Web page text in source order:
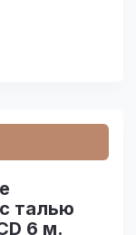
талью
6 м.